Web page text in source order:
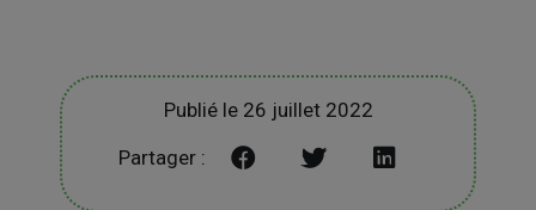
Publié le 26 juillet 2022
Partager :